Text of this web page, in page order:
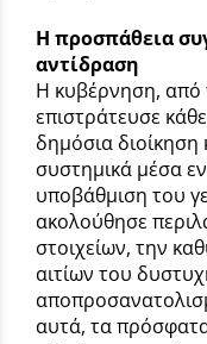
Η προσπάθεια
αντίδραση
Η κυβέρνηση, από
επιστράτευσε
δημόσια διοίκηση
συστημικά μέσα
υποβάθμιση του
ακολούθησε
στοιχείων, την
αιτίων του
αυτά, τα